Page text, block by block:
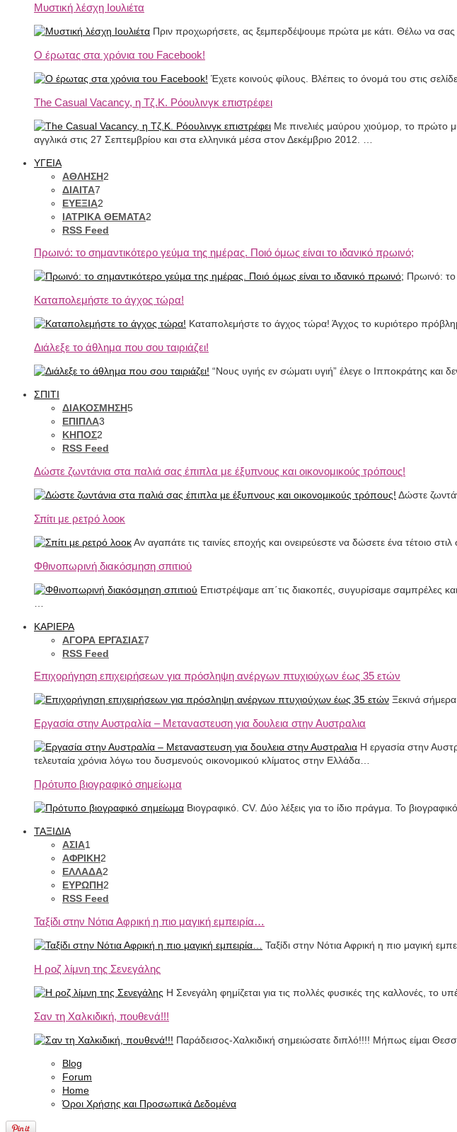
Μυστική λέσχη Ιουλιέτα
Πριν προχωρήσετε, ας ξεμπερδέψουμε πρώτα με κάτι. Θέλω να
Ο έρωτας στα χρόνια του Facebook!
Έχετε κοινούς φίλους. Βλέπεις το όνομά του στις
The Casual Vacancy, η Τζ.Κ. Ρόουλινγκ επιστρέφει
Με πινελιές μαύρου χιούμορ, το πρώτο
αγγλικά στις 27 Σεπτεμβρίου και στα ελληνικά μέσα στον Δεκέμβριο 2012. …
ΥΓΕΙΑ
ΑΘΛΗΣΗ2
ΔΙΑΙΤΑ7
ΕΥΕΞΙΑ2
ΙΑΤΡΙΚΑ ΘΕΜΑΤΑ2
RSS Feed
Πρωινό: το σημαντικότερο γεύμα της ημέρας. Ποιό όμως είναι το ιδανικό πρωινό;
Πρωινό:
Καταπολεμήστε το άγχος τώρα!
Καταπολεμήστε το άγχος τώρα! Άγχος το κυριότερο
Διάλεξε το άθλημα που σου ταιριάζει!
“Νους υγιής εν σώματι υγιή” έλεγε ο Ιπποκράτης και
ΣΠΙΤΙ
ΔΙΑΚΟΣΜΗΣΗ5
ΕΠΙΠΛΑ3
ΚΗΠΟΣ2
RSS Feed
Δώστε ζωντάνια στα παλιά σας έπιπλα με έξυπνους και οικονομικούς τρόπους!
Δώστε
Σπίτι με ρετρό λοοκ
Αν αγαπάτε τις ταινίες εποχής και ονειρεύεστε να δώσετε ένα τέτοιο στιλ
Φθινοπωρινή διακόσμηση σπιτιού
Επιστρέψαμε απ΄τις διακοπές, συγυρίσαμε σαμπρέλες
ΚΑΡΙΕΡΑ
ΑΓΟΡΑ ΕΡΓΑΣΙΑΣ7
RSS Feed
Επιχορήγηση επιχειρήσεων για πρόσληψη ανέργων πτυχιούχων έως 35 ετών
Ξεκινά
Εργασία στην Αυστραλία – Μεταναστευση για δουλεια στην Αυστραλια
Η εργασία στην
τελευταία χρόνια λόγω του δυσμενούς οικονομικού κλίματος στην Ελλάδα…
Πρότυπο βιογραφικό σημείωμα
Βιογραφικό. CV. Δύο λέξεις για το ίδιο πράγμα. Το
ΤΑΞΙΔΙΑ
ΑΣΙΑ1
ΑΦΡΙΚΗ2
ΕΛΛΑΔΑ2
ΕΥΡΩΠΗ2
RSS Feed
Ταξίδι στην Νότια Αφρική η πιο μαγική εμπειρία…
Ταξίδι στην Νότια Αφρική η πιο μαγική
Η ροζ λίμνη της Σενεγάλης
Η Σενεγάλη φημίζεται για τις πολλές φυσικές της καλλονές, το
Σαν τη Χαλκιδική, πουθενά!!!
Παράδεισος-Χαλκιδική σημειώσατε διπλό!!!! Μήπως είμαι
Blog
Forum
Home
Όροι Χρήσης και Προσωπικά Δεδομένα